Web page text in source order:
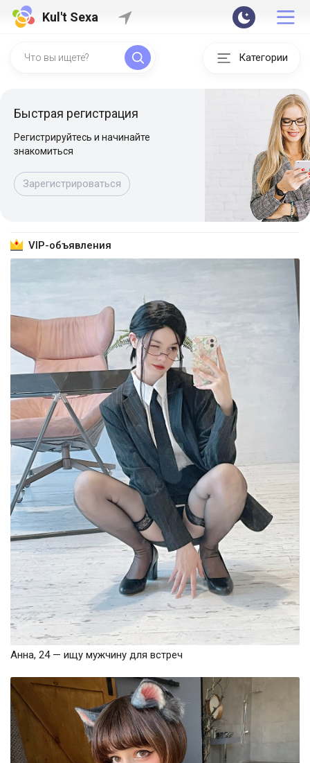
Kul't Sexa
Категории
Быстрая регистрация
Регистрируйтесь и начинайте
знакомиться
Зарегистрироваться
VIP-объявления
Анна, 24 — ищу мужчину для встреч